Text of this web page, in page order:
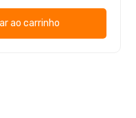
ao carrinho